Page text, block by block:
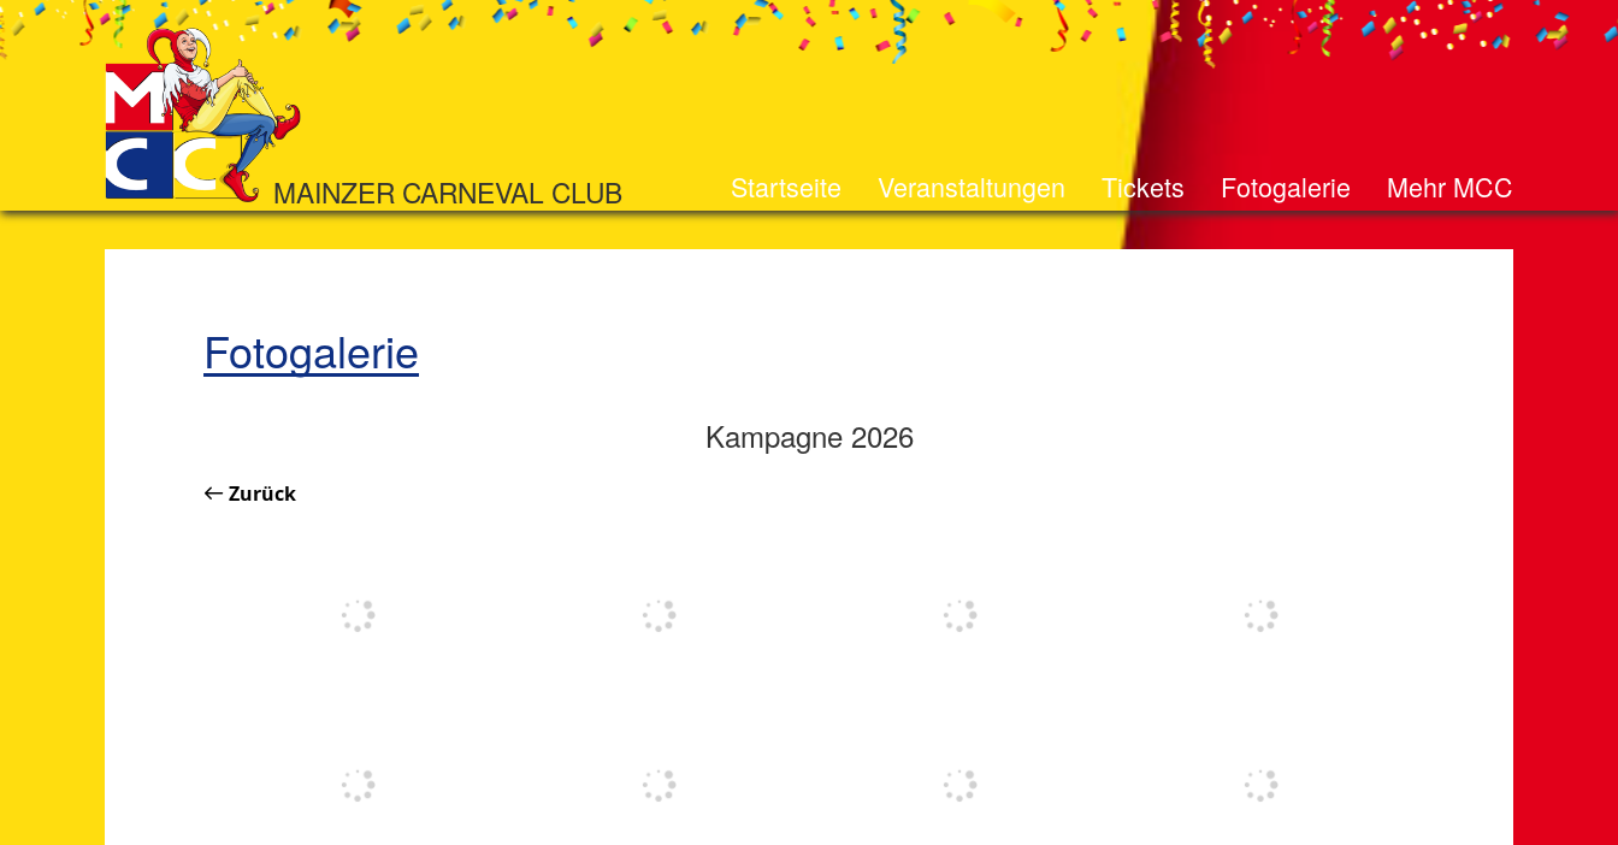
MAINZER CARNEVAL CLUB Startseite Veranstaltungen Tickets Fotogalerie Mehr MCC
Fotogalerie
Kampagne 2026
Zurück